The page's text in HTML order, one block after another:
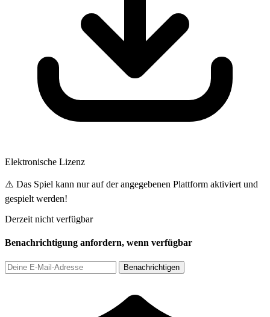
Elektronische Lizenz
⚠️ Das Spiel kann nur auf der angegebenen Plattform aktiviert und
gespielt werden!
Derzeit nicht verfügbar
Benachrichtigung anfordern, wenn verfügbar
Benachrichtigen